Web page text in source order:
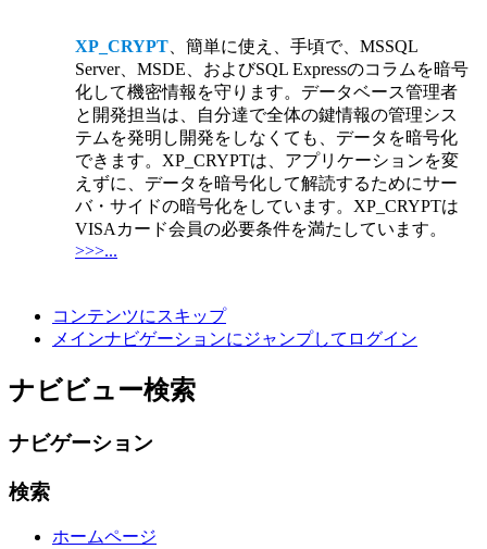
XP_CRYPT 、簡単に使え、手頃で、MSSQL
Server、MSDE、およびSQL Expressのコラムを暗号
化して機密情報を守ります。データベース管理者
と開発担当は、自分達で全体の鍵情報の管理シス
テムを発明し開発をしなくても、データを暗号化
できます。XP_CRYPTは、アプリケーションを変
えずに、データを暗号化して解読するためにサー
バ・サイドの暗号化をしています。XP_CRYPTは
VISAカード会員の必要条件を満たしています。
>>>...
コンテンツにスキップ
メインナビゲーションにジャンプしてログイン
ナビビュー検索
ナビゲーション
検索
ホームページ